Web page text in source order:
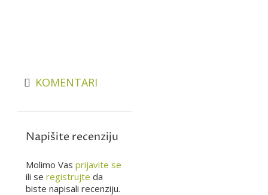
KOMENTARI
Napišite recenziju
Molimo Vas prijavite se
ili se registrujte da
biste napisali recenziju.